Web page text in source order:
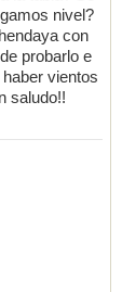
nivel?
con
vientos
saludo!!